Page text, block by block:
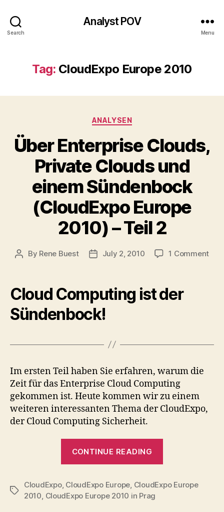
Search
Analyst POV
Menu
Tag: CloudExpo Europe 2010
Categories
ANALYSEN
Über Enterprise Clouds,
Private Clouds und
einem Sündenbock
(CloudExpo Europe
2010) – Teil 2
Post
By Rene Buest
PostJuly 2, 2010 1 Commenton
Cloud Computing ist der
Sündenbock!
Im ersten Teil haben Sie erfahren, warum die
Zeit für das Enterprise Cloud Computing
gekommen ist. Heute kommen wir zu einem
weiteren interessanten Thema der CloudExpo,
der Cloud Computing Sicherheit.
CONTINUE READING
Private
Tags
CloudExpo, CloudExpo Europe, CloudExpo Europe
2010, CloudExpo Europe 2010 in Prag